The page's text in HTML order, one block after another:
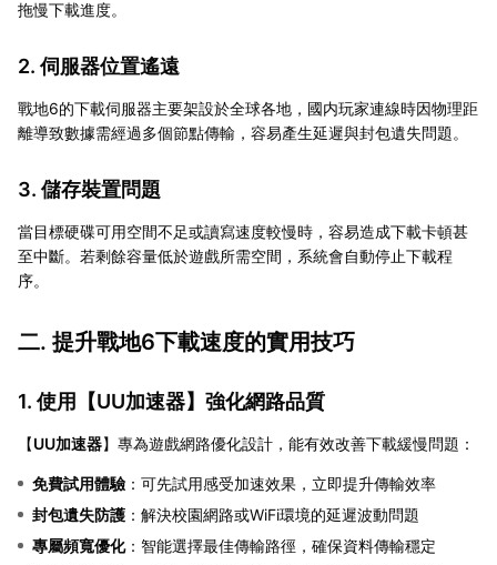
拖慢下載進度。
2. 伺服器位置遙遠
戰地6的下載伺服器主要架設於全球各地，國内玩家連線時因物理距
離導致數據需經過多個節點傳輸，容易產生延遲與封包遺失問題。
3. 儲存裝置問題
當目標硬碟可用空間不足或讀寫速度較慢時，容易造成下載卡頓甚
至中斷。若剩餘容量低於遊戲所需空間，系統會自動停止下載程
序。
二. 提升戰地6下載速度的實用技巧
1. 使用【UU加速器】強化網路品質
【UU加速器】專為遊戲網路優化設計，能有效改善下載緩慢問題：
免費試用體驗 ：可先試用感受加速效果，立即提升傳輸效率
封包遺失防護 ：解決校園網路或WiFi環境的延遲波動問題
專屬頻寬優化：智能選擇最佳傳輸路徑，確保資料傳輸穩定